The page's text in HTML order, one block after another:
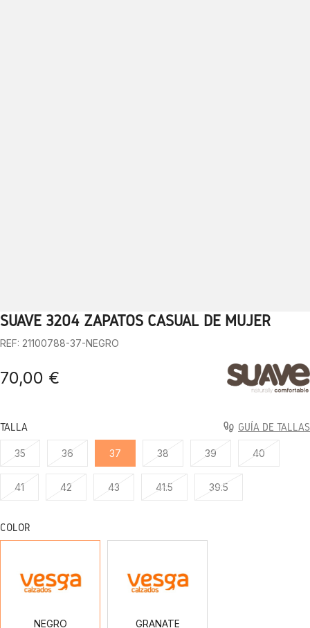
1 2 3 4 5 6 7 8 9 10
SUAVE 3204 ZAPATOS CASUAL DE MUJER
REF: 21100788-37-NEGRO
70,00 €
TALLA GUÍA DE TALLAS
35 36 37 38 39 40
41 42 43 41.5 39.5
COLOR
NEGRO GRANATE